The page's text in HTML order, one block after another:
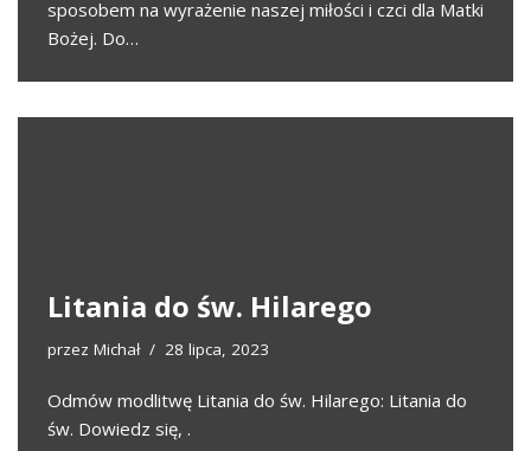
sposobem na wyrażenie naszej miłości i czci dla Matki
Bożej. Do…
Litania do św. Hilarego
przez Michał 28 lipca, 2023
Odmów modlitwę Litania do św. Hilarego: Litania do
św. Dowiedz się, .